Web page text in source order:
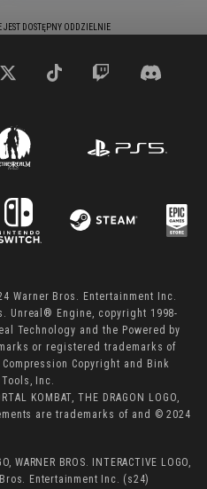
DOSTĘPNY ODDZIELNIE
Warner Bros. Entertainment Inc.
Unreal® Engine, copyright 1998-
Technology and the Powered by
or registered trademarks of
Copyright and Bink
Inc.
KOMBAT, THE DRAGON LOGO,
are trademarks of and © 2024
WARNER BROS. INTERACTIVE LOGO,
Entertainment Inc. (s24)